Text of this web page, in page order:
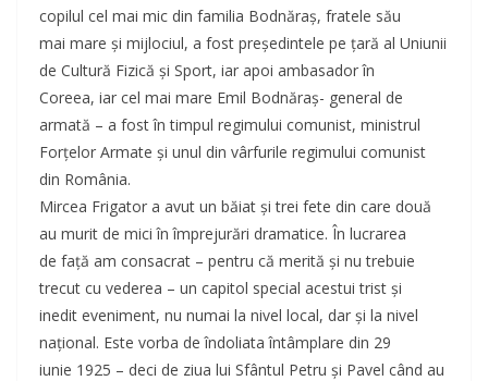
copilul cel mai mic din familia Bodnăraş, fratele său
mai mare şi mijlociul, a fost preşedintele pe ţară al Uniunii
de Cultură Fizică şi Sport, iar apoi ambasador în
Coreea, iar cel mai mare Emil Bodnăraş- general de
armată – a fost în timpul regimului comunist, ministrul
Forţelor Armate şi unul din vârfurile regimului comunist
din România.
Mircea Frigator a avut un băiat şi trei fete din care două
au murit de mici în împrejurări dramatice. În lucrarea
de faţă am consacrat – pentru că merită şi nu trebuie
trecut cu vederea – un capitol special acestui trist şi
inedit eveniment, nu numai la nivel local, dar şi la nivel
naţional. Este vorba de îndoliata întâmplare din 29
iunie 1925 – deci de ziua lui Sfântul Petru şi Pavel când au